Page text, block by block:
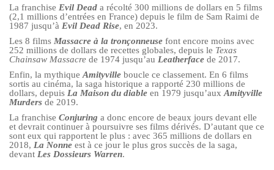
La franchise Evil Dead a récolté 300 millions de dollars en 5 films
(2,1 millions d’entrées en France) depuis le film de Sam Raimi de
1987 jusqu’à Evil Dead Rise , en 2023.
Les 8 films Massacre à la tronçonneuse font encore moins avec
252 millions de dollars de recettes globales, depuis le Texas
Chainsaw Massacre de 1974 jusqu’au Leatherface de 2017.
Enfin, la mythique Amityville boucle ce classement. En 6 films
sortis au cinéma, la saga historique a rapporté 230 millions de
dollars, depuis La Maison du diable en 1979 jusqu’aux Amityville
Murders de 2019.
La franchise Conjuring a donc encore de beaux jours devant elle
et devrait continuer à poursuivre ses films dérivés. D’autant que ce
sont eux qui rapportent le plus : avec 365 millions de dollars en
2018, La Nonne est à ce jour le plus gros succès de la saga,
devant Les Dossieurs Warren